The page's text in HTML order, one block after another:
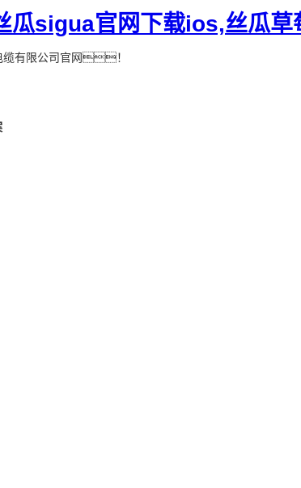
瓜sigua官网下载ios,丝瓜草
缆有限公司官网！